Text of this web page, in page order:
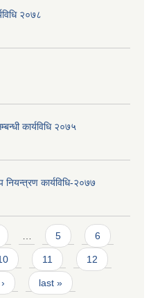
२०७८
कार्यविधि २०७५
कार्यविधि-२०७७
5 6
11 12
last »